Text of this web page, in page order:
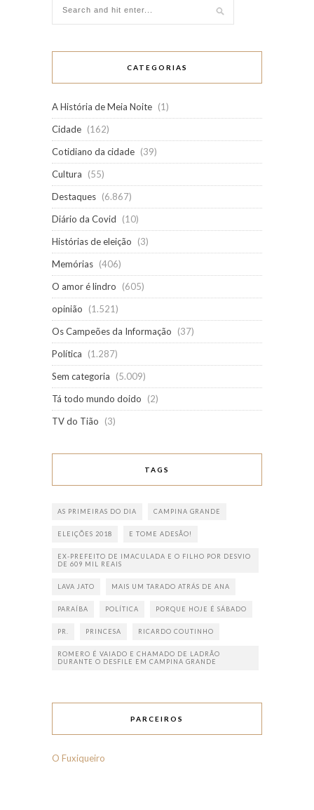
CATEGORIAS
A História de Meia Noite (1)
Cidade (162)
Cotidiano da cidade (39)
Cultura
(55)
Destaques (6.867)
Diário da Covid
(10)
Histórias de eleição
(3)
Memórias (406)
O amor é lindro
(605)
opinião
(1.521)
Os Campeões da Informação
(37)
Política
(1.287)
Sem categoria
(5.009)
Tá todo mundo doido
(2)
TV do Tião
(3)
TAGS
AS PRIMEIRAS DO DIA CAMPINA GRANDE
ELEIÇÕES 2018 E TOME ADESÃO!
EX-PREFEITO DE IMACULADA E O FILHO POR DESVIO
DE 609 MIL REAIS
LAVA JATO MAIS UM TARADO ATRÁS DE ANA
PARAÍBA POLÍTICA PORQUE HOJE É SÁBADO
PR. PRINCESA RICARDO COUTINHO
ROMERO É VAIADO E CHAMADO DE LADRÃO
DURANTE O DESFILE EM CAMPINA GRANDE
PARCEIROS
O Fuxiqueiro